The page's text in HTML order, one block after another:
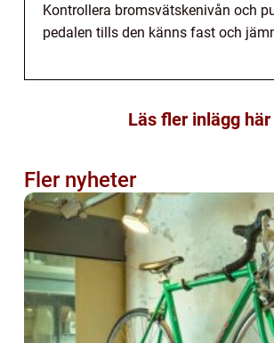
Kontrollera bromsvätskenivån och
pedalen tills den känns fast och
Läs fler inlägg här
Fler nyheter